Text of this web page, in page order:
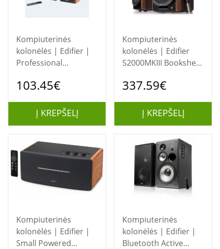
Kompiuterinės
kolonėlės | Edifier |
Professional
R1380DB | Bluetooth
| Portable | Brown
103.45€
Į KREPŠELĮ
Kompiuterinės
kolonėlės | Edifier
S2000MKIII Bookshelf
Edifier
337.59€
Į KREPŠELĮ
Kompiuterinės
kolonėlės | Edifier |
Small Powered
Kompiuterinės
kolonėlės | Edifier |
Bluetooth Active